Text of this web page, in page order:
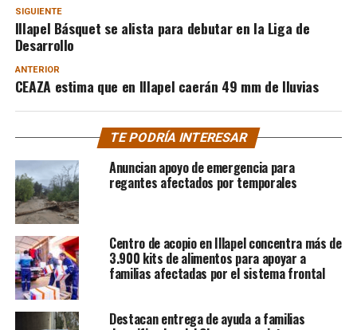
SIGUIENTE
Illapel Básquet se alista para debutar en la Liga de
Desarrollo
ANTERIOR
CEAZA estima que en Illapel caerán 49 mm de lluvias
TE PODRÍA INTERESAR
Anuncian apoyo de emergencia para
regantes afectados por temporales
Centro de acopio en Illapel concentra más de
3.900 kits de alimentos para apoyar a
familias afectadas por el sistema frontal
Destacan entrega de ayuda a familias